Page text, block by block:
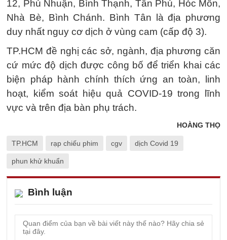
12, Phú Nhuận, Bình Thạnh, Tân Phú, Hóc Môn,
Nhà Bè, Bình Chánh. Bình Tân là địa phương
duy nhất nguy cơ dịch ở vùng cam (cấp độ 3).
TP.HCM đề nghị các sở, ngành, địa phương căn
cứ mức độ dịch được công bố để triển khai các
biện pháp hành chính thích ứng an toàn, linh
hoạt, kiểm soát hiệu quả COVID-19 trong lĩnh
vực và trên địa bàn phụ trách.
HOÀNG THỌ
TP.HCM rạp chiếu phim cgv dịch Covid 19
phun khử khuẩn
Bình luận